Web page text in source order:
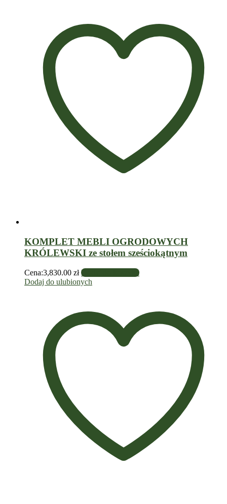
KOMPLET MEBLI OGRODOWYCH
KRÓLEWSKI ze stołem sześciokątnym
Cena:3,830.00 zł Dodaj do koszyka
Dodaj do ulubionych